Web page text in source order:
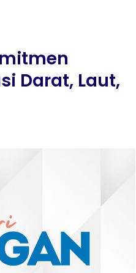
Darat, Laut,